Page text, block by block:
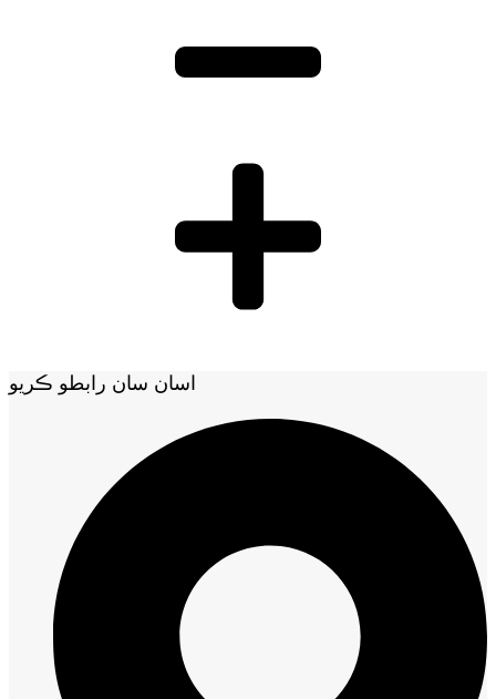
اسان سان رابطو ڪريو